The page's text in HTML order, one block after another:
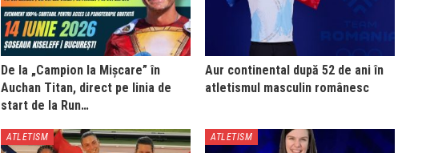
De la „Campion la Mișcare” în
Auchan Titan, direct pe linia de
start de la Run…
Aur continental după 52 de ani în
atletismul masculin românesc
ATLETISM ATLETISM